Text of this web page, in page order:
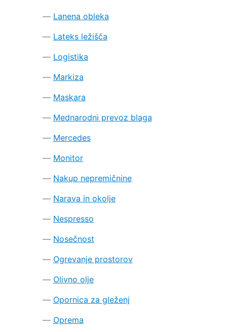
Lanena obleka
Lateks ležišča
Logistika
Markiza
Maskara
Mednarodni prevoz blaga
Mercedes
Monitor
Nakup nepremičnine
Narava in okolje
Nespresso
Nosečnost
Ogrevanje prostorov
Olivno olje
Opornica za gleženj
Oprema